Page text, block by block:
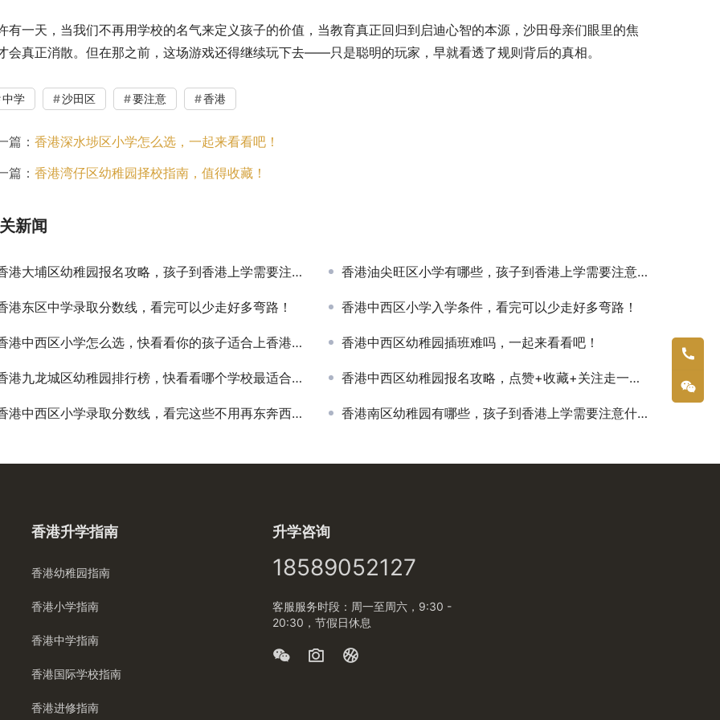
有一天，当我们不再用学校的名气来定义孩子的价值，当教育真正回归到启迪心智的本源，沙田母亲们眼里的焦
会真正消散。但在那之前，这场游戏还得继续玩下去——只是聪明的玩家，早就看透了规则背后的真相。
中学 沙田区 要注意 香港
篇： 香港深水埗区小学怎么选，一起来看看吧！
篇： 香港湾仔区幼稚园择校指南，值得收藏！
新闻
港大埔区幼稚园报名攻略，孩子到香港上学需要注意什么？ 香港油尖旺区小学有哪些，孩子到香港上学需要注意什么？
港东区中学录取分数线，看完可以少走好多弯路！ 香港中西区小学入学条件，看完可以少走好多弯路！
港中西区小学怎么选，快看看你的孩子适合上香港的学校吗？ 香港中西区幼稚园插班难吗，一起来看看吧！
港九龙城区幼稚园排行榜，快看看哪个学校最适合你的孩子 香港中西区幼稚园报名攻略，点赞+收藏+关注走一波！
港中西区小学录取分数线，看完这些不用再东奔西走查资料了 香港南区幼稚园有哪些，孩子到香港上学需要注意什么？
香港升学指南
香港幼稚园指南
香港小学指南
香港中学指南
香港国际学校指南
香港进修指南
升学咨询
18589052127
客服服务时段：周一至周六，9:30 -
20:30，节假日休息